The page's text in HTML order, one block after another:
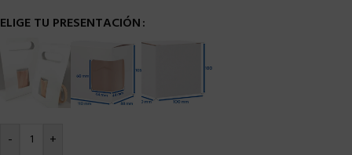
ELIGE TU PRESENTACIÓN
- +